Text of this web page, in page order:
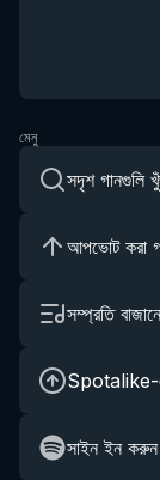
মেনু
সদৃশ গানগুলি
আপভোট করা
সম্প্রতি
Spotalike-এ
সাইন ইন